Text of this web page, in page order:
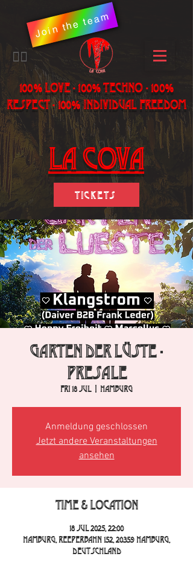
Join the team
​🏳️‍🌈
100% LOVE - 100% Techno - 100%
Respect - 100% individual freedom
LA Cova
Tickets
Garten der Lüste -
Presale
Fri 18 Jul
  |
Hamburg
Anmeldung geschlossen
Jetzt andere Veranstaltungen
ansehen
Time & Location
18 Jul 2025, 22:00
Hamburg, Reeperbahn 152, 20359 Hamburg,
Deutschland